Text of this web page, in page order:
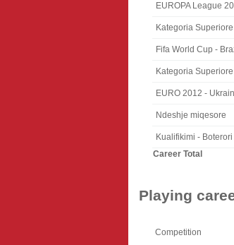
EUROPA League
Kategoria
Fifa World Cup -
Kategoria
EURO 2012 -
Ndeshje miqesore
Kualifikimi -
Career Total
Playing
Competition